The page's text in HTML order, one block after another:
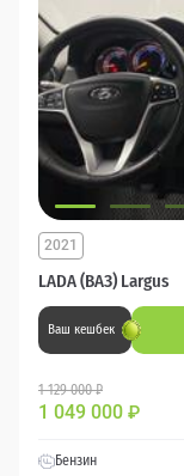
LADA (ВАЗ) Largus
2021
Ваш кешбек
1 129 000 ₽
1 049 000 ₽
Бензин